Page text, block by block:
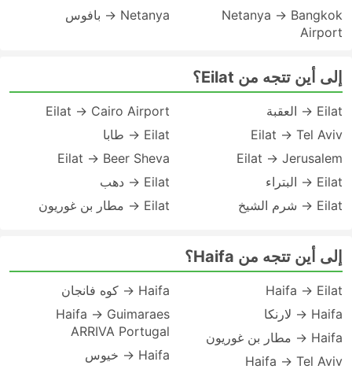
Netanya → Bangkok
Airport
Netanya → بافوس
إلى أين تتجه من Eilat؟
Eilat → العقبة
Eilat → Tel Aviv
Eilat → Jerusalem
Eilat → البتراء
Eilat → شرم الشيخ
Eilat → Cairo Airport
Eilat → طابا
Eilat → Beer Sheva
Eilat → دهب
Eilat → مطار بن غوريون
إلى أين تتجه من Haifa؟
Haifa → Eilat
Haifa → لارنكا
Haifa → مطار بن غوريون
Haifa → Tel Aviv
Haifa → كوه فانجان
Haifa → Guimaraes
ARRIVA Portugal
Haifa → خيوس